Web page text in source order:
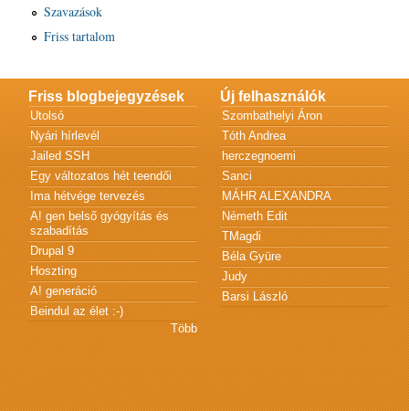
Szavazások
Friss tartalom
Friss blogbejegyzések
Utolsó
Nyári hírlevél
Jailed SSH
Egy változatos hét teendői
Ima hétvége tervezés
A! gen belső gyógyítás és
szabadítás
Drupal 9
Hoszting
A! generáció
Beindul az élet :-)
Több
Új felhasználók
Szombathelyi Áron
Tóth Andrea
herczegnoemi
Sanci
MÁHR ALEXANDRA
Németh Edit
TMagdi
Béla Gyüre
Judy
Barsi László